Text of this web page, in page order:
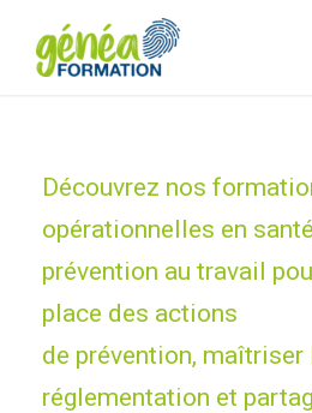
Découvrez nos
opérationnelles en
prévention au travail
place des actions
de prévention, maîtriser
réglementation et